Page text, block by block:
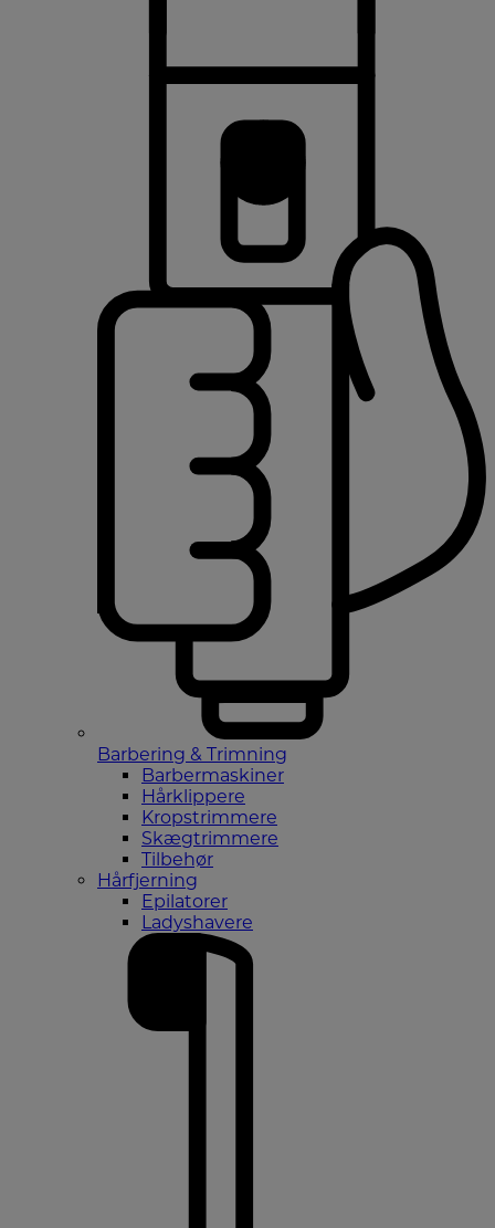
Barbering & Trimning
Barbermaskiner
Hårklippere
Kropstrimmere
Skægtrimmere
Tilbehør
Hårfjerning
Epilatorer
Ladyshavere